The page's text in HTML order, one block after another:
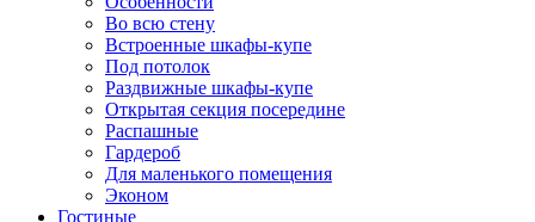
Во всю стену
Встроенные шкафы-купе
Под потолок
Раздвижные шкафы-купе
Открытая секция посередине
Распашные
Гардероб
Для маленького помещения
Эконом
Гостиные